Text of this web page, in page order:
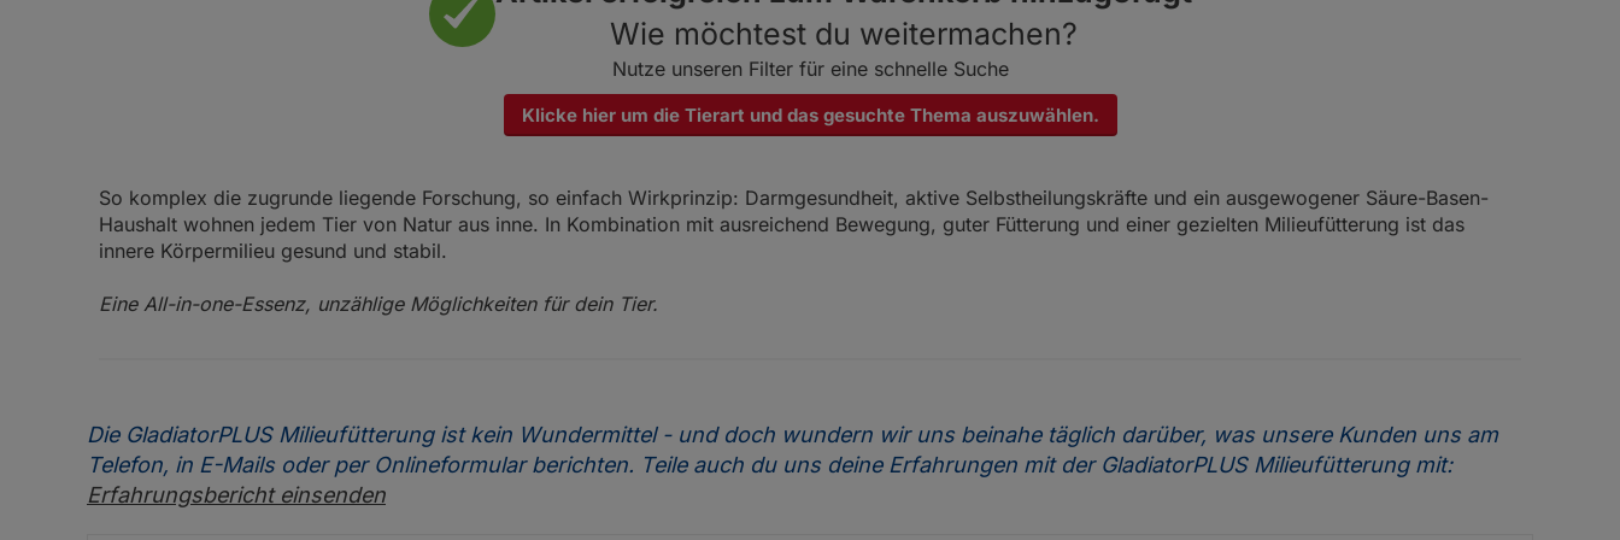
GladiatorPLUS Welpe
ZELLmilieu2 Hund
GladiatorPLUS Taube
Überzeugt von GladiatorPLUS: Weltmeister, Reitsportprofis und
für den Tierschutz und zum Schutz der
Der Ratgeber zur
Milieufütterung.
Wie möchtest du weitermachen?
Nutze unseren Filter für eine schnelle Suche
Klicke hier um die Tierart und das gesuchte Thema auszuwählen.
So komplex die zugrunde liegende Forschung, so einfach Wirkprinzip: Darmgesundheit, aktive Selbstheilungskräfte und ein ausgewogener Säure-Basen-
Haushalt wohnen jedem Tier von Natur aus inne. In Kombination mit ausreichend Bewegung, guter Fütterung und einer gezielten Milieufütterung ist das
innere Körpermilieu gesund und stabil.
Eine All-in-one-Essenz, unzählige Möglichkeiten für dein Tier.
Die GladiatorPLUS Milieufütterung ist kein Wundermittel - und doch wundern wir uns beinahe täglich darüber, was unsere Kunden uns am
Telefon, in E-Mails oder per Onlineformular berichten. Teile auch du uns deine Erfahrungen mit der GladiatorPLUS Milieufütterung mit:
Erfahrungsbericht einsenden